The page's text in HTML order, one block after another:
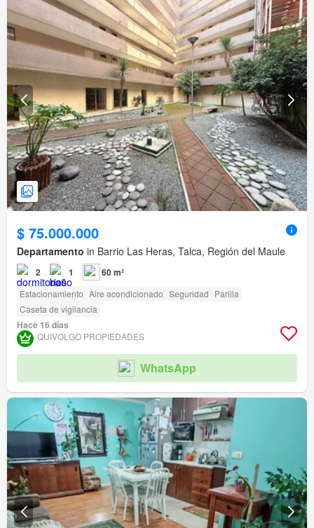
$ 75.000.000
Departamento in Barrio Las Heras, Talca, Región del Maule
2 1 60 m²
Estacionamiento Aire acondicionado Seguridad Parilla
Caseta de vigilancia
Hace 16 días
QUIVOLGO PROPIEDADES
WhatsApp